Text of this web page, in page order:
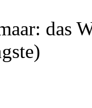
das